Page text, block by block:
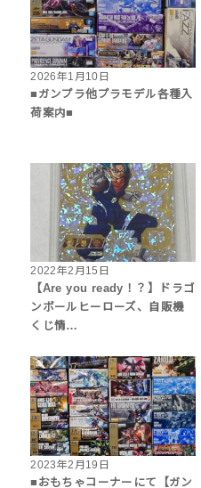
2026年1月10日
■ガンプラ他プラモデル各種入
荷案内■
2022年2月15日
【Are you ready！？】ドラゴ
ンボールヒーローズ、自販機
くじ情…
2023年2月19日
■おもちゃコーナーにて【ガン